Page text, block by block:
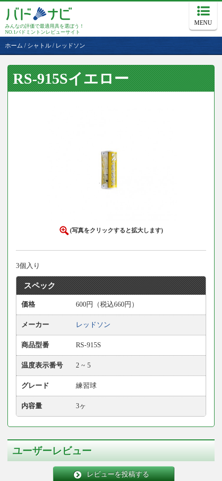
みんなの評価で最適用具を選ぼう！
NO.1バドミントンレビューサイト
MENU
ホーム / シャトル / レッドソン
RS-915Sイエロー
(写真をクリックすると拡大します)
3個入り
スペック
価格 600円（税込660円）
メーカー レッドソン
商品型番 RS-915S
温度表示番号 2 ~ 5
グレード 練習球
内容量 3ヶ
ユーザーレビュー
レビューを投稿する